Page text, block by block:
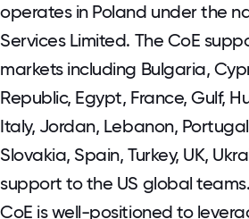
operates in Poland under the
Services Limited. The CoE
markets including Bulgaria,
Republic, Egypt, France, Gulf,
Italy, Jordan, Lebanon,
Slovakia, Spain, Turkey, UK,
support to the US global
CoE is well-positioned to